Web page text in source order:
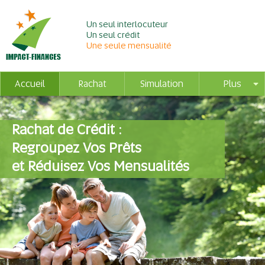
Un seul interlocuteur
Un seul crédit
Une seule mensualité
Accueil Rachat Simulation Plus
Rachat de Crédit :
Regroupez Vos Prêts
et Réduisez Vos Mensualités